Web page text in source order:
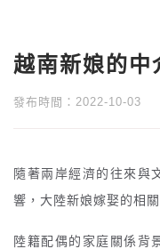
越南新娘的中
發布時間：2022-10-03
隨著兩岸經濟的往來與
響，大陸新娘嫁娶的相
陸籍配偶的家庭關係背